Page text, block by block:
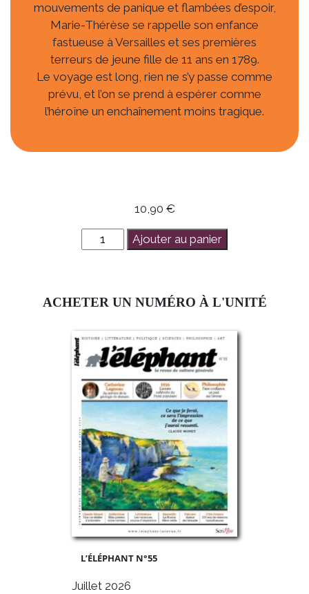
mouvements de panique et flambées d’espoir,
Marie-Thérèse se rappelle son enfance
fastueuse à Versailles et ses premières
terreurs de jeune fille de 11 ans en 1789.
Le voyage est long, rien ne s’y passe comme
prévu, et l’on se prend à espérer comme
l’héroïne un enchaînement moins tragique.
10,90 €
quantité
de
princesse
fuite
Ajouter au panier
ACHETER UN NUMÉRO À L'UNITÉ
L’ÉLÉPHANT N°55
Juillet 2026